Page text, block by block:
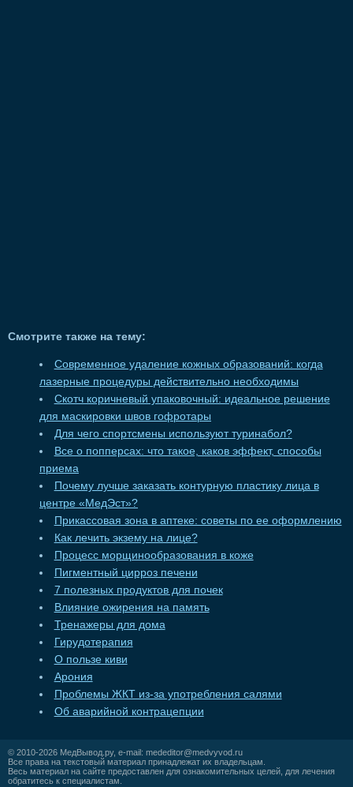
Смотрите также на тему:
Современное удаление кожных образований: когда
лазерные процедуры действительно необходимы
Скотч коричневый упаковочный: идеальное решение
для маскировки швов гофротары
Для чего спортсмены используют туринабол?
Все о попперсах: что такое, каков эффект, способы
приема
Почему лучше заказать контурную пластику лица в
центре «МедЭст»?
Прикассовая зона в аптеке: советы по ее оформлению
Как лечить экзему на лице?
Процесс морщинообразования в коже
Пигментный цирроз печени
7 полезных продуктов для почек
Влияние ожирения на память
Тренажеры для дома
Гирудотерапия
О пользе киви
Арония
Проблемы ЖКТ из-за употребления салями
Об аварийной контрацепции
© 2010-2026 МедВывод.ру, e-mail: mededitor@medvyvod.ru
Все права на текстовый материал принадлежат их владельцам.
Весь материал на сайте предоставлен для ознакомительных целей, для лечения
обратитесь к специалистам.